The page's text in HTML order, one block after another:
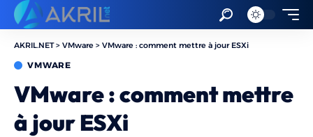
AKRIL.NET> VMware > VMware : comment mettre à jour ESXi
VMWARE
VMware : comment mettre
à jour ESXi